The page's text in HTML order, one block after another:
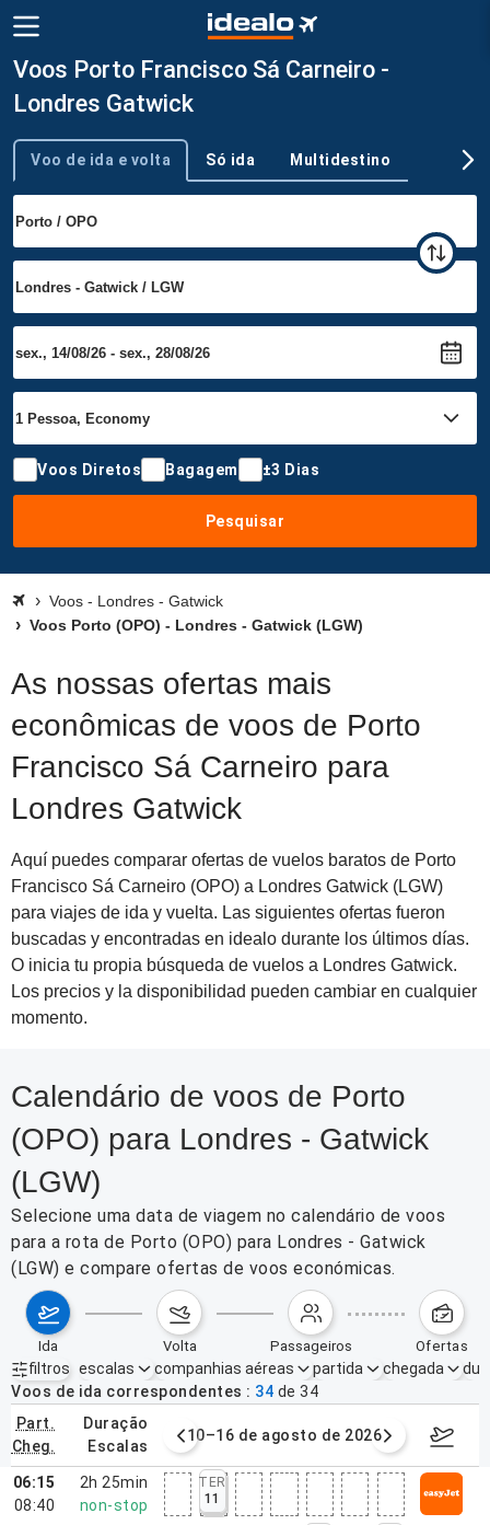
Voos Porto Francisco Sá Carneiro -
Londres Gatwick
Tipo de viagem
Voo de ida e volta Só ida Multidestino
Voos Diretos Bagagem ±3 Dias
Pesquisar
Voos - Londres - Gatwick
Voos Porto (OPO) - Londres - Gatwick (LGW)
As nossas ofertas mais
econômicas de voos de Porto
Francisco Sá Carneiro para
Londres Gatwick
Aquí puedes comparar ofertas de vuelos baratos de Porto
Francisco Sá Carneiro (OPO) a Londres Gatwick (LGW)
para viajes de ida y vuelta. Las siguientes ofertas fueron
buscadas y encontradas en idealo durante los últimos días.
O inicia tu propia búsqueda de vuelos a Londres Gatwick.
Los precios y la disponibilidad pueden cambiar en cualquier
momento.
Calendário de voos de Porto
(OPO) para Londres - Gatwick
(LGW)
Selecione uma data de viagem no calendário de voos
para a rota de Porto (OPO) para Londres - Gatwick
(LGW) e compare ofertas de voos económicas.
ida volta passageiros ofertas
filtros
Filtros ativos nenhum
escalas companhias aéreas partida chegada
Voos de ida correspondentes
34 de 34
part.
cheg.
duração
escalas
agosto de 2026 10–16 de agosto de 2026 17–23
06:15
08:40
2h 25min
non-stop
TER
11